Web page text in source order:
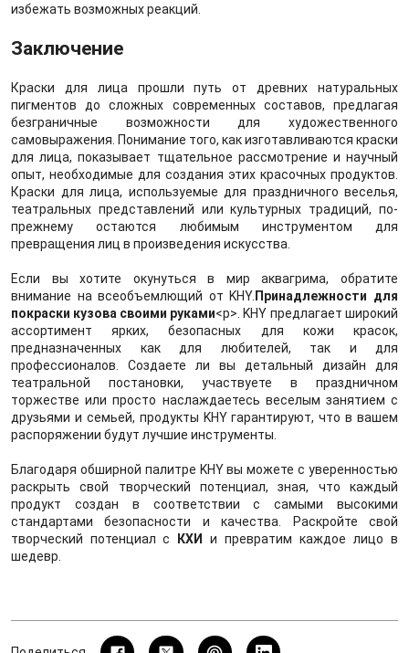
избежать возможных реакций.
Заключение
Краски для лица прошли путь от древних натуральных
пигментов до сложных современных составов, предлагая
безграничные возможности для художественного
самовыражения. Понимание того, как изготавливаются краски
для лица, показывает тщательное рассмотрение и научный
опыт, необходимые для создания этих красочных продуктов.
Краски для лица, используемые для праздничного веселья,
театральных представлений или культурных традиций, по-
прежнему остаются любимым инструментом для
превращения лиц в произведения искусства.
Если вы хотите окунуться в мир аквагрима, обратите
внимание на всеобъемлющий от KHY. Принадлежности для
покраски кузова своими руками<р>. KHY предлагает широкий
ассортимент ярких, безопасных для кожи красок,
предназначенных как для любителей, так и для
профессионалов. Создаете ли вы детальный дизайн для
театральной постановки, участвуете в праздничном
торжестве или просто наслаждаетесь веселым занятием с
друзьями и семьей, продукты KHY гарантируют, что в вашем
распоряжении будут лучшие инструменты.
Благодаря обширной палитре KHY вы можете с уверенностью
раскрыть свой творческий потенциал, зная, что каждый
продукт создан в соответствии с самыми высокими
стандартами безопасности и качества. Раскройте свой
творческий потенциал с
КХИ
и превратим каждое лицо в
шедевр.